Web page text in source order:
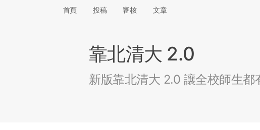
首頁 投稿 審核 文章
靠北清大 2.0
新版靠北清大 2.0 讓全校師生都